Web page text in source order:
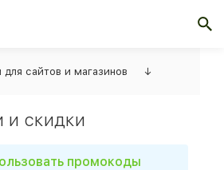
сайтов и магазинов ↓
и скидки
промокоды